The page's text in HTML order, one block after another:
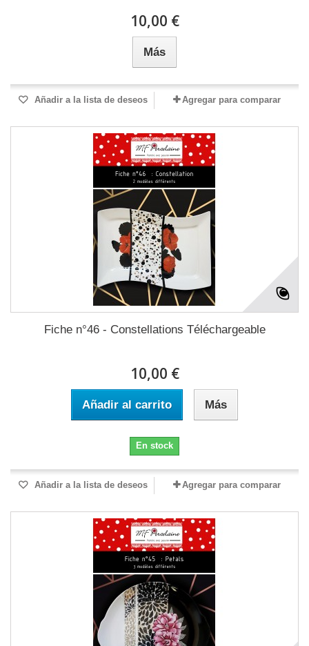
10,00 €
Más
Añadir a la lista de deseos Agregar para comparar
Fiche n°46 - Constellations Téléchargeable
10,00 €
Añadir al carrito Más
En stock
Añadir a la lista de deseos Agregar para comparar